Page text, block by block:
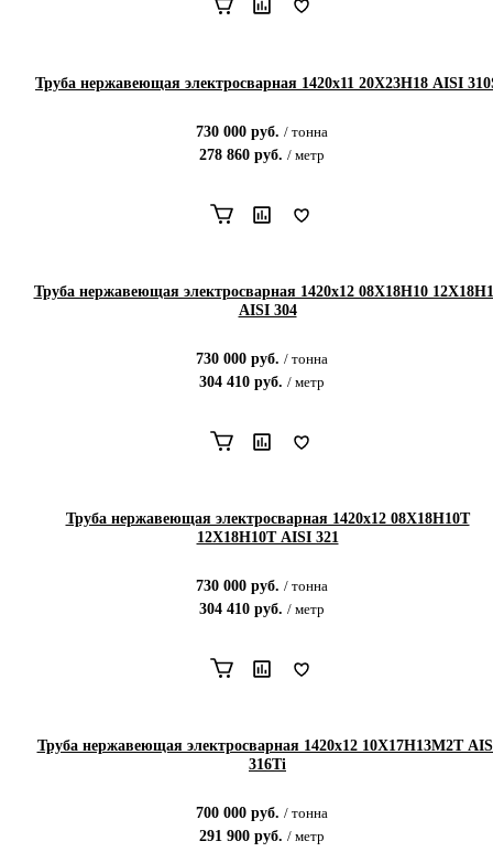
Труба нержавеющая электросварная 1420х11 20Х23Н18 AISI
730 000 руб. / тонна
278 860 руб. / метр
Труба нержавеющая электросварная 1420х12 08Х18Н10
AISI 304
730 000 руб. / тонна
304 410 руб. / метр
Труба нержавеющая электросварная 1420х12 08Х18Н10Т
12Х18Н10Т AISI 321
730 000 руб. / тонна
304 410 руб. / метр
Труба нержавеющая электросварная 1420х12 10Х17Н13М2Т
316Ti
700 000 руб. / тонна
291 900 руб. / метр